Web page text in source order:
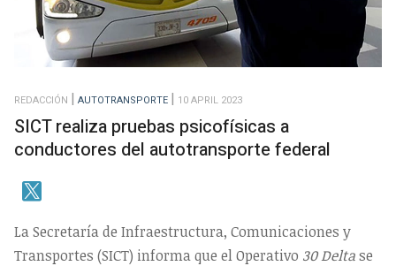
REDACCIÓN AUTOTRANSPORTE 10 APRIL 2023
SICT realiza pruebas psicofísicas a
conductores del autotransporte federal
La Secretaría de Infraestructura, Comunicaciones y
Transportes (SICT) informa que el Operativo 30 Deltase